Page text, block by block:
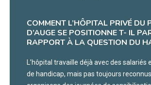
COMMENT L’HÔPITAL PRIVÉ DU
D’AUGE SE POSITIONNE T- IL
RAPPORT À LA QUESTION DU
L’hôpital travaille déjà avec des salariés
de handicap, mais pas toujours